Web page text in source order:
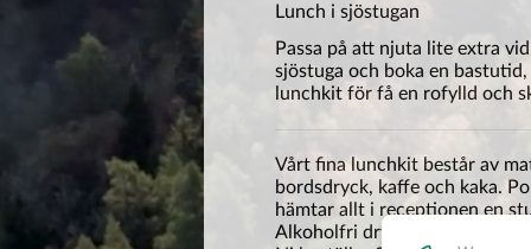
Lunch i sjöstugan
Passa på att njuta lite extra
sjöstuga och boka en
lunchkit för få en rofylld och
Vårt fina lunchkit består av
bordsdryck, kaffe och kaka.
hämtar allt i receptionen en
Alkoholfri dryck ingår men